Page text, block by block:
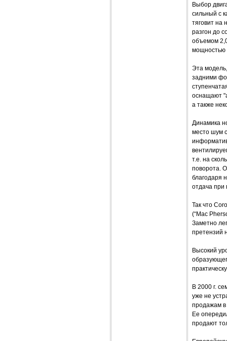
Выбор
сильный с
тяговит на
разгон до
объемом
мощностью
Эта
задними
оснащают
а также
Динамика
место шум
т.е. на
поворота.
благодаря
отдача при
Так что
(“Mac
Заметно
претензий
Высокий
В 2000 г.
уже не
продажам в
Ее
продают